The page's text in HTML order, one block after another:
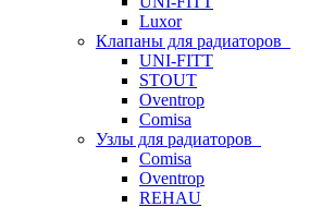
Luxor
Клапаны для радиаторов
UNI-FITT
STOUT
Oventrop
Comisa
Узлы для радиаторов
Comisa
Oventrop
REHAU